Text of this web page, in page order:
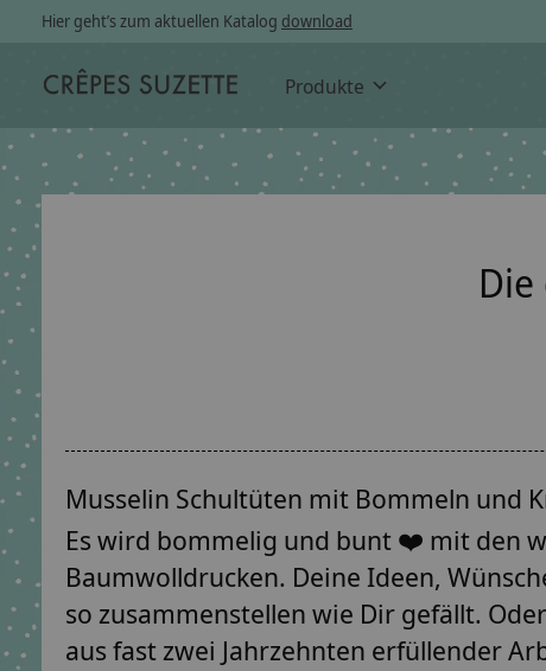
Hier geht’s zum aktuellen Katalog download
Produkte
Musselin Schultüten mit Bommeln und
Es wird bommelig und bunt ❤️ mit den
Baumwolldrucken. Deine Ideen,
so zusammenstellen wie Dir gefällt.
aus fast zwei Jahrzehnten erfüllender